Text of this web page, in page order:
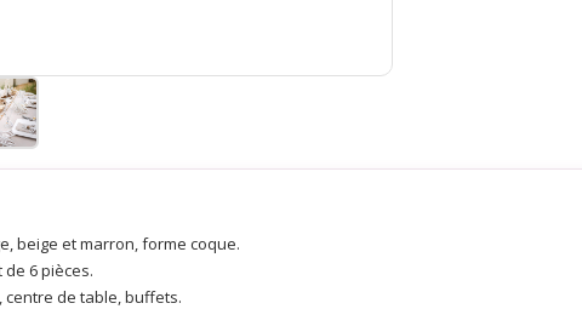
beige et marron, forme coque.
de 6 pièces.
de table, buffets.